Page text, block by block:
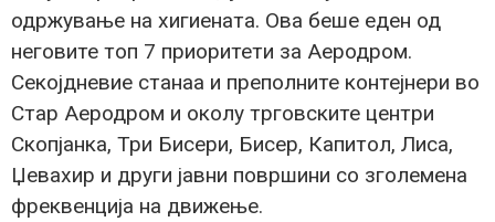
одржување на хигиената. Ова беше еден од
неговите топ 7 приоритети за Аеродром.
Секојдневие станаа и преполните контејнери во
Стар Аеродром и околу трговските центри
Скопјанка, Три Бисери, Бисер, Капитол, Лиса,
Џевахир и други јавни површини со зголемена
фреквенција на движење.